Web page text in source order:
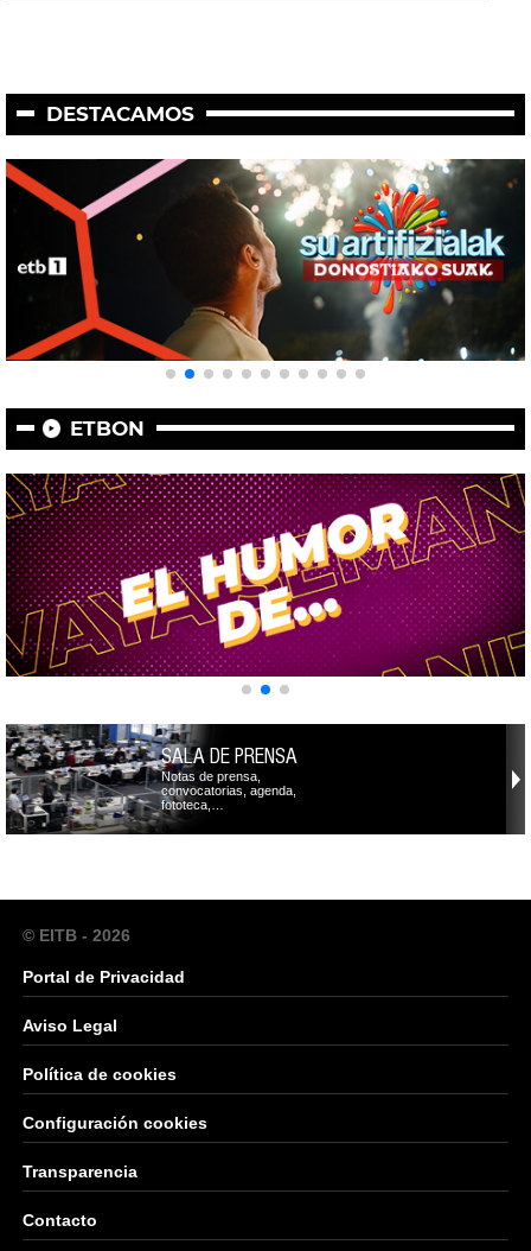
DESTACAMOS
ETBON
SALA DE PRENSA
Notas de prensa,
convocatorias, agenda,
fototeca,…
© EITB - 2026
Portal de Privacidad
Aviso Legal
Política de cookies
Configuración cookies
Transparencia
Contacto